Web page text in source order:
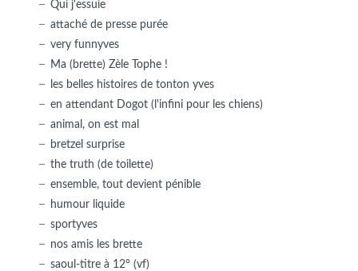
Qui j'essuie
attaché de presse purée
very funnyves
Ma (brette) Zèle Tophe !
les belles histoires de tonton yves
en attendant Dogot (l'infini pour les chiens)
animal, on est mal
bretzel surprise
the truth (de toilette)
ensemble, tout devient pénible
humour liquide
sportyves
nos amis les brette
saoul-titre à 12° (vf)